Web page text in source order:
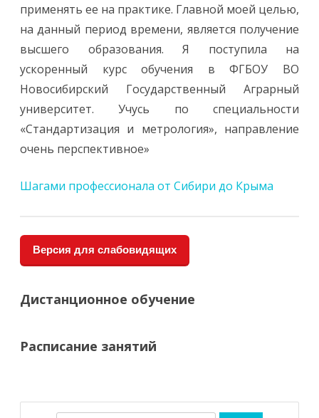
применять ее на практике. Главной моей целью,
на данный период времени, является получение
высшего образования. Я поступила на
ускоренный курс обучения в ФГБОУ ВО
Новосибирский Государственный Аграрный
университет. Учусь по специальности
«Стандартизация и метрология», направление
очень перспективное»
Шагами профессионала от Сибири до Крыма
Версия для слабовидящих
Дистанционное обучение
Расписание занятий